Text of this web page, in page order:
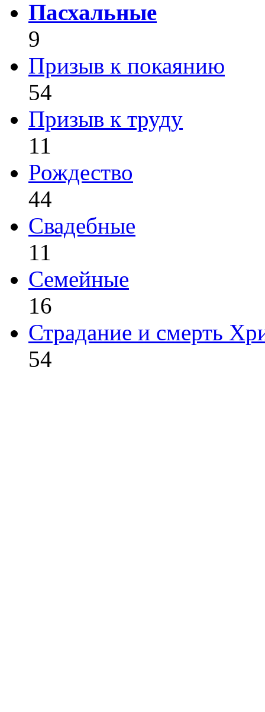
Пасхальные
9
Призыв к покаянию
54
Призыв к труду
11
Рождество
44
Свадебные
11
Семейные
16
Страдание и смерть
54